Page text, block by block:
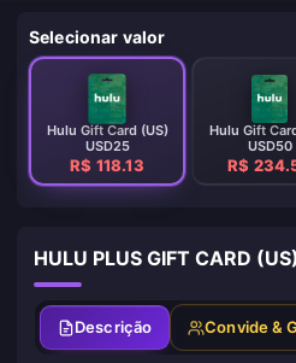
Selecionar valor
Hulu Gift Card (US)
USD25
R$ 118.13
Hulu Gift
USD50
R$
HULU PLUS GIFT CARD
Descrição Convide &